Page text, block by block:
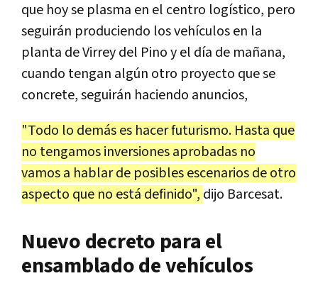
que hoy se plasma en el centro logístico, pero
seguirán produciendo los vehículos en la
planta de Virrey del Pino y el día de mañana,
cuando tengan algún otro proyecto que se
concrete, seguirán haciendo anuncios,
"Todo lo demás es hacer futurismo. Hasta que
no tengamos inversiones aprobadas no
vamos a hablar de posibles escenarios de otro
aspecto que no está definido", dijo Barcesat.
Nuevo decreto para el
ensamblado de vehículos